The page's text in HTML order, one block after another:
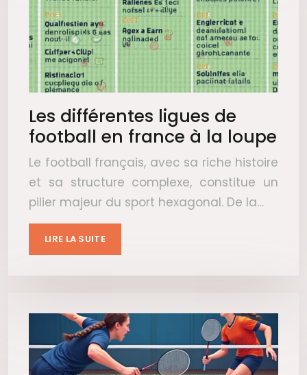
Les différentes ligues de
football en france à la loupe
Le football français, avec sa riche histoire
et sa structure complexe, constitue un
pilier majeur du sport hexagonal. De la…
LIRE LA SUITE